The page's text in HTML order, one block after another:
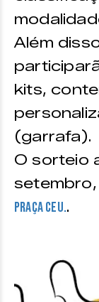
Além
kits,
(garrafa).
O sorteio
Praça CEU..